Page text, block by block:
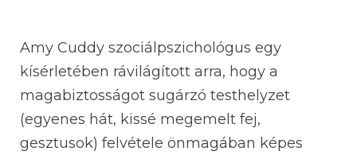
Amy Cuddy szociálpszichológus egy
kísérletében rávilágított arra, hogy a
magabiztosságot sugárzó testhelyzet
(egyenes hát, kissé megemelt fej,
gesztusok) felvétele önmagában képes